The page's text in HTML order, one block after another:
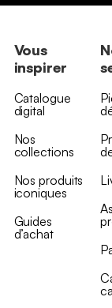
Vous
inspirer
Catalogue
digital
Nos
collections
Nos produits
iconiques
Guides
d’achat